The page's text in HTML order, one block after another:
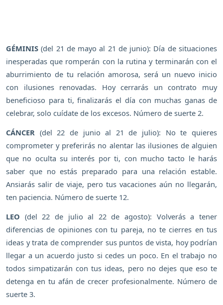
GÉMINIS (del 21 de mayo al 21 de junio): Día de situaciones
inesperadas que romperán con la rutina y terminarán con el
aburrimiento de tu relación amorosa, será un nuevo inicio
con ilusiones renovadas. Hoy cerrarás un contrato muy
beneficioso para ti, finalizarás el día con muchas ganas de
celebrar, solo cuídate de los excesos. Número de suerte 2.
CÁNCER (del 22 de junio al 21 de julio): No te quieres
comprometer y preferirás no alentar las ilusiones de alguien
que no oculta su interés por ti, con mucho tacto le harás
saber que no estás preparado para una relación estable.
Ansiarás salir de viaje, pero tus vacaciones aún no llegarán,
ten paciencia. Número de suerte 12.
LEO (del 22 de julio al 22 de agosto): Volverás a tener
diferencias de opiniones con tu pareja, no te cierres en tus
ideas y trata de comprender sus puntos de vista, hoy podrían
llegar a un acuerdo justo si cedes un poco. En el trabajo no
todos simpatizarán con tus ideas, pero no dejes que eso te
detenga en tu afán de crecer profesionalmente. Número de
suerte 3.